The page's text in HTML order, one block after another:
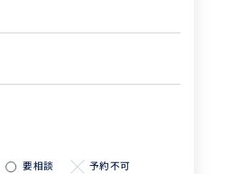
要相談 予約不可